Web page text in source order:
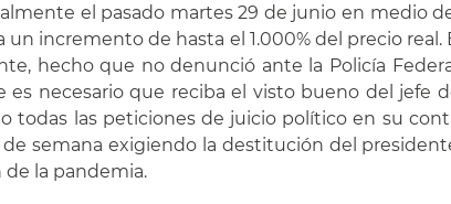
el pasado martes 29 de junio en medio
incremento de hasta el 1.000% del precio
hecho que no denunció ante la Policía
necesario que reciba el visto bueno del jefe
las peticiones de juicio político en su
semana exigiendo la destitución del
la pandemia.